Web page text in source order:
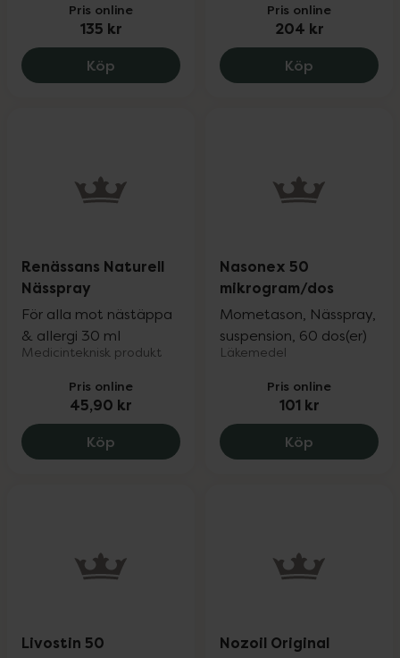
Pris online
135 kr
Köp Nasasol Cold, 135 kr.
Pris online
204 kr
Köp Desonix
Renässans Naturell
Nässpray
För alla mot nästäppa
& allergi 30 ml
Medicinteknisk produkt
Pris online
45,90 kr
Köp Renässans Naturell Nässpray, 45.9 kr.
Nasonex 50
mikrogram/dos
Mometason, Nässpray,
suspension, 60 dos(er)
Läkemedel
Pris online
101 kr
Köp Nasonex
Livostin 50
Nozoil Original